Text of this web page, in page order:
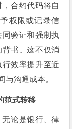
合约代码将自
权限或记录信
验证和强制执
书。这不仅消
效率提升至近
与沟通成本。
范式转移
论是银行、律